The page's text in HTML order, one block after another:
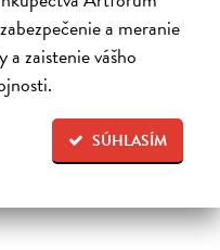
a meranie
zaistenie vášho
SÚHLASÍM
zaměřením na
provázání práva a
subjektivních pocitů, nýbrž
normativní etiky.